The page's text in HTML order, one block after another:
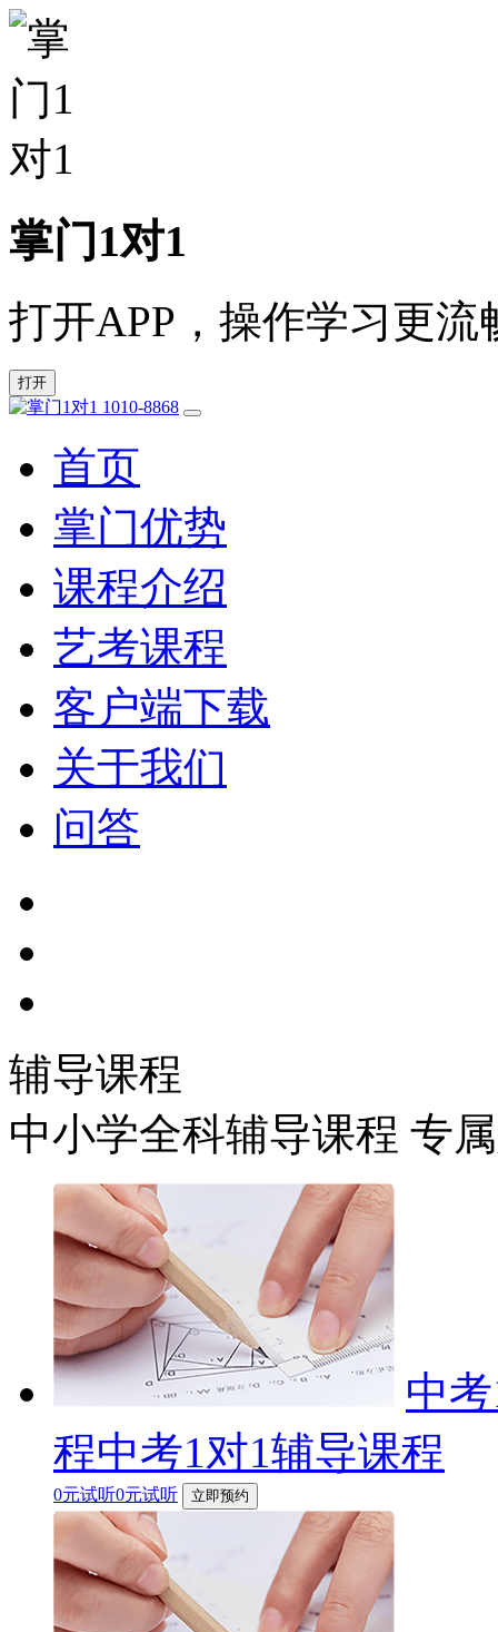
掌门1对1
打开APP，操作学习更流
打开
1010-8868
首页
掌门优势
课程介绍
艺考课程
客户端下载
关于我们
问答
辅导课程
中小学全科辅导课程 专
中
程中考1对1辅导课程
0元试听0元试听 立即预约